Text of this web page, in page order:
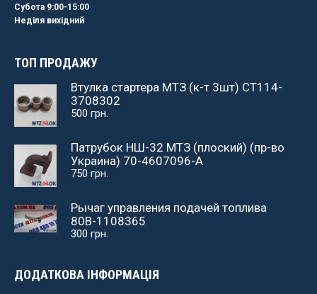
Субота 9:00-15:00
Неділя вихідний
ТОП ПРОДАЖУ
Втулка стартера МТЗ (к-т 3шт) СТ114-
3708302
500 грн.
Патрубок НШ-32 МТЗ (плоский) (пр-во
Украина) 70-4607096-А
750 грн.
Рычаг управления подачей топлива
80В-1108365
300 грн.
ДОДАТКОВА ІНФОРМАЦІЯ